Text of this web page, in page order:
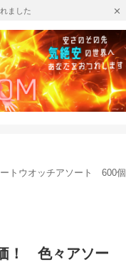
ました
！ 色々アソー